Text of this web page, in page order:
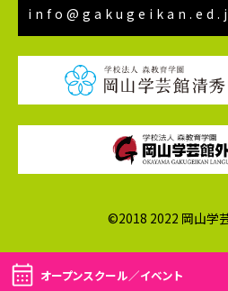
オープンスクール／イベント
©2018 2022 岡山学